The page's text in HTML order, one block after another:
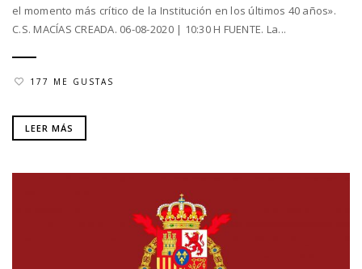
el momento más crítico de la Institución en los últimos 40 años».
C.S. MACÍAS CREADA. 06-08-2020 | 10:30 H FUENTE. La...
177 ME GUSTAS
LEER MÁS